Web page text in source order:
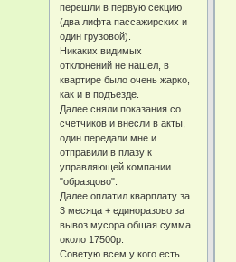
перешли в первую секцию
(два лифта пассажирских и
один грузовой).
Никаких видимых
отклонений не нашел, в
квартире было очень жарко,
как и в подъезде.
Далее сняли показания со
счетчиков и внесли в акты,
один передали мне и
отправили в плазу к
управляющей компании
"образцово".
Далее оплатил кварплату за
3 месяца + единоразово за
вывоз мусора общая сумма
около 17500р.
Советую всем у кого есть